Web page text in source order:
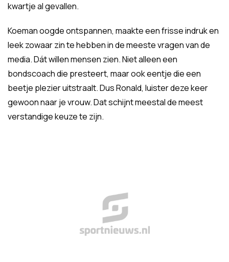
kwartje al gevallen.
Koeman oogde ontspannen, maakte een frisse indruk en
leek zowaar zin te hebben in de meeste vragen van de
media. Dát willen mensen zien. Niet alleen een
bondscoach die presteert, maar ook eentje die een
beetje plezier uitstraalt. Dus Ronald, luister deze keer
gewoon naar je vrouw. Dat schijnt meestal de meest
verstandige keuze te zijn.